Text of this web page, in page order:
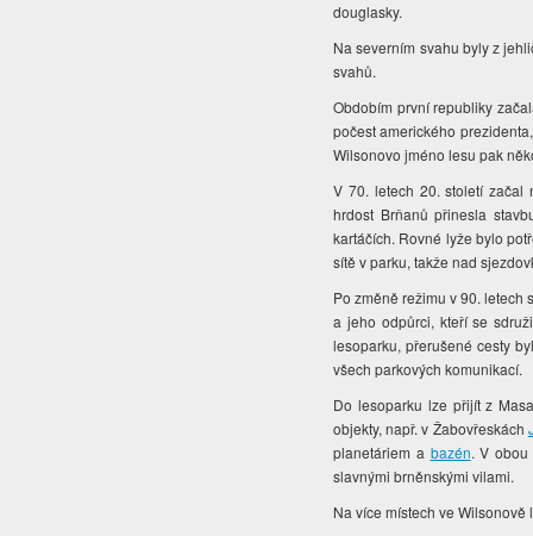
douglasky.
Na severním svahu byly z
svahů.
Obdobím první republiky
počest amerického
Wilsonovo jméno lesu pak
V 70. letech 20. století začal
hrdost Brňanů přinesla
kartáčích. Rovné lyže bylo
sítě v parku, takže nad
Po změně režimu v 90.
a jeho odpůrci, kteří se
lesoparku, přerušené cesty
všech parkových komunikací.
Do lesoparku lze přijít z
objekty, např. v Žabovřeskách
planetáriem a bazén. V obou
slavnými brněnskými vilami.
Na více místech ve